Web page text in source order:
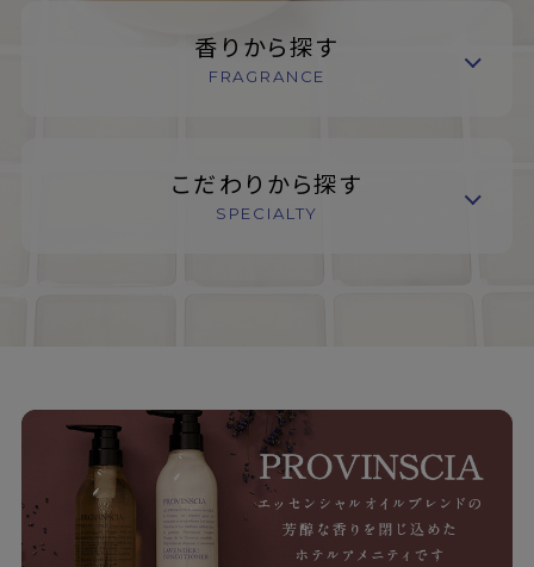
香りから探す
FRAGRANCE
こだわりから探す
SPECIALTY